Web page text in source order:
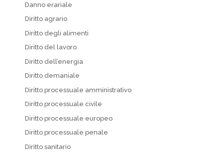
Danno erariale
Diritto agrario
Diritto degli alimenti
Diritto del lavoro
Diritto dell’energia
Diritto demaniale
Diritto processuale amministrativo
Diritto processuale civile
Diritto processuale europeo
Diritto processuale penale
Diritto sanitario